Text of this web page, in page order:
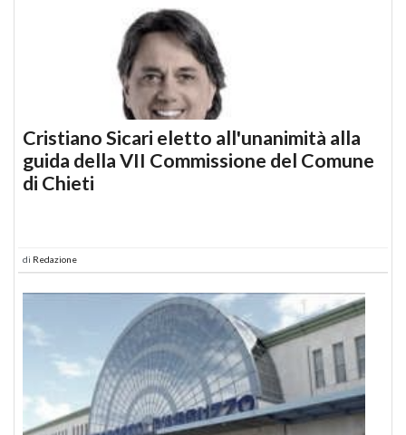
Cristiano Sicari eletto all'unanimità alla
guida della VII Commissione del Comune
di Chieti
di Redazione